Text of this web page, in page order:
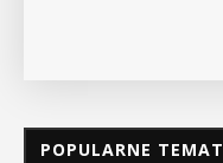
POPULARNE